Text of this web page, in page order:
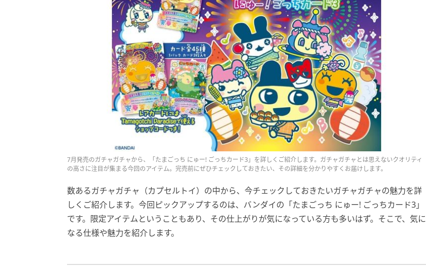
7月発売のガチャガチャから、「たまごっち にゅー! ごっちカード3」を詳しくご紹介します。ガチャガチャとは思えないクオリティ
の高さに注目が集まる今回のアイテム。完売前にぜひチェックしておきたい、その詳細を分かりやすくお届けします。
数あるガチャガチャ（カプセルトイ）の中から、今チェックしておきたいガチャガチャの魅力を詳
しくご紹介します。今回ピックアップするのは、バンダイの「たまごっち にゅー! ごっちカード3」
です。限定アイテムということもあり、その仕上がりが気になっている方も多いはず。そこで、気に
なる仕様や魅力を紹介します。